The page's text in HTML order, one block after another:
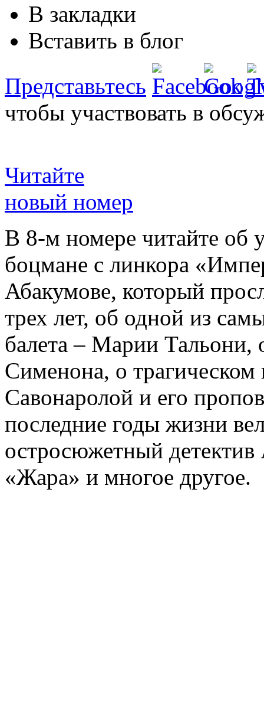
В закладки
Вставить в блог
Представьтесь
чтобы участвовать в
Читайте
новый номер
В 8-м номере читайте об
боцмане с линкора
Абакумове, который
трех лет, об одной из
балета – Марии
Сименона, о трагическом
Савонаролой и его
последние годы жизни
остросюжетный детектив
«Жара» и многое другое.